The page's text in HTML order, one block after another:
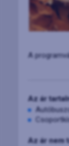
A
Az ár
Az ár nem